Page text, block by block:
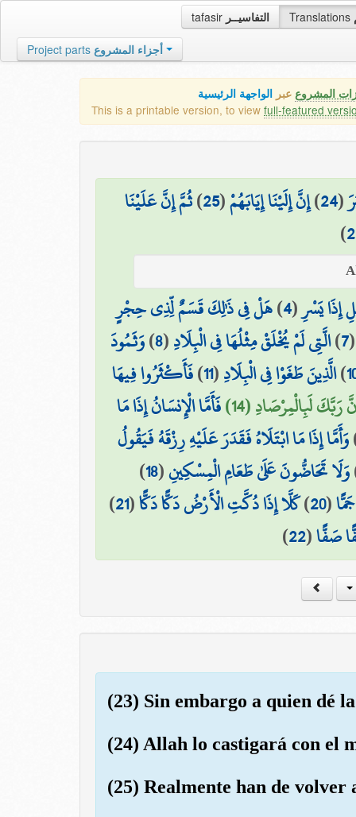
tafasir التفاسيــر Translations
Project parts أجزاء المشروع
المشروع عبر الواجهة الرئيسية
This is a printable version, to view full-featured
(
24
)إِنَّ إِلَيْنَا إِيَابَهُمْ(
25
)ثُمَّ إِنَّ عَلَيْنَا
)
إِذَا يَسْرِ(
4
)هَلْ فِي ذَٰلِكَ قَسَمٌ لِّذِي حِجْرٍ
7
)الَّتِي لَمْ يُخْلَقْ مِثْلُهَا فِي الْبِلَادِ(
8
)وَثَمُودَ
)الَّذِينَ طَغَوْا فِي الْبِلَادِ(
11
)فَأَكْثَرُوا فِيهَا
رَبَّكَ لَبِالْمِرْصَادِ (14)
فَأَمَّا الْإِنسَانُ إِذَا مَا
وَأَمَّا إِذَا مَا ابْتَلَاهُ فَقَدَرَ عَلَيْهِ رِزْقَهُ فَيَقُولُ
وَلَا تَحَاضُّونَ عَلَىٰ طَعَامِ الْمِسْكِينِ(
18
)
(
20
)كَلَّا إِذَا دُكَّتِ الْأَرْضُ دَكًّا دَكًّا(
21
)
صَفًّا(
22
)
(23) Sin embargo a quien dé
(24) Allah lo castigará con el
(25) Realmente han de volver